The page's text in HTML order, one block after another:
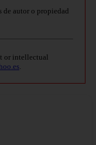
de autor o propiedad
or intellectual
.